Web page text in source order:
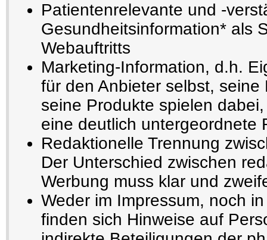
Patientenrelevante und -
Gesundheitsinformation* als
Webauftritts
Marketing-Information, d.h.
für den Anbieter selbst,
seine Produkte spielen
eine deutlich untergeordnete
Redaktionelle Trennung
Der Unterschied zwischen
Werbung muss klar und
Weder im Impressum, noch
finden sich Hinweise auf